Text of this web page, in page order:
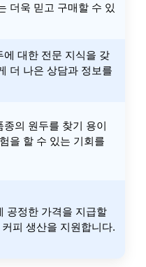
더욱 믿고 구매할 수 있
대한 전문 지식을 갖
더 나은 상담과 정보를
의 원두를 찾기 용이
을 할 수 있는 기회를
공정한 가격을 지급할
피 생산을 지원합니다.